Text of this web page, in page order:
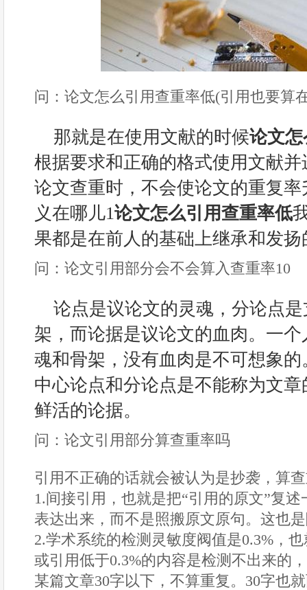
问：论文怎么引用查重率低(引用也要算
那就是在使用文献的时候论文
根据要求和正确的格式使用文献
论文查重时，不会使论文的重复
义在哪儿1论文怎么引用查重率低
果都是在前人的基础上继承和发
问：论文引用部分会不会算入查重率10
论点是议论文的灵魂，分论点
架，而论据是议论文的血肉。一
魂和骨架，没有血肉是不可想象
中心论点和分论点是不能称为文
鲜活的论据。
问：论文引用部分算查重率吗
引用不正确的话就会被认为是抄袭，算
1.间接引用，也就是把“引用的原文”复
表达出来，而不是照搬原文原句。这也
2.学术系统的检测灵敏度阀值是0.3%，
或引用低于0.3%的内容是检测不出来的
某篇文章30字以下，不算重复。30字也